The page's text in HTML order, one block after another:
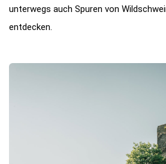
unterwegs auch Spuren von
entdecken.